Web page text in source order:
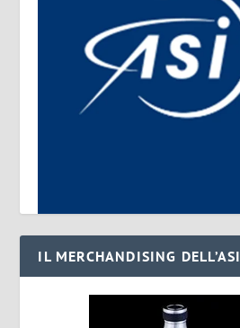
IL MERCHANDISING DELL’ASI